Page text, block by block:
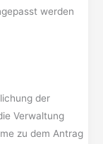
werden
der
Verwaltung
zu dem Antrag